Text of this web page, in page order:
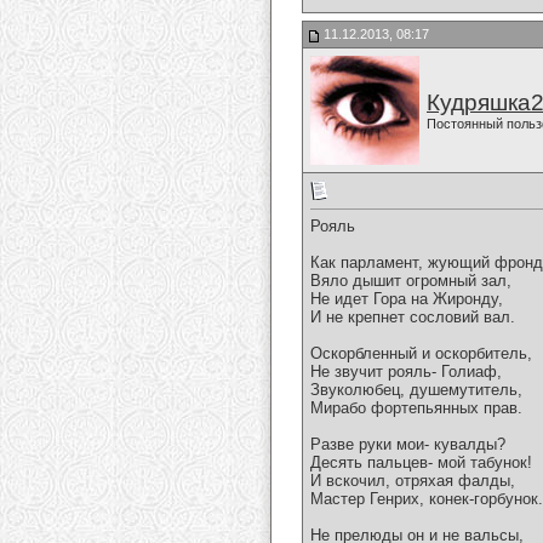
11.12.2013, 08:17
Постоянный
Рояль
Как парламент, жующий
Вяло дышит огромный зал,
Не идет Гора на Жиронду,
И не крепнет сословий вал.
Оскорбленный и оскорбитель,
Не звучит рояль- Голиаф,
Звуколюбец, душемутитель,
Мирабо фортепьянных прав.
Разве руки мои- кувалды?
Десять пальцев- мой табунок!
И вскочил, отряхая фалды,
Мастер Генрих, конек-горбунок.
Не прелюды он и не вальсы,